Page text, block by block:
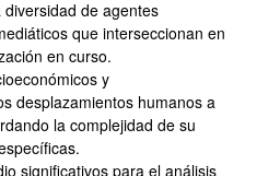
de agentes
que interseccionan en
en curso.
y
desplazamientos humanos a
la complejidad de su
significativos para el análisis